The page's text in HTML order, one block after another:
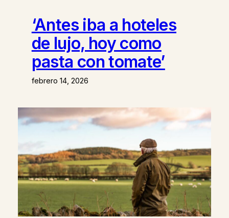
‘Antes iba a hoteles
de lujo, hoy como
pasta con tomate’
febrero 14, 2026